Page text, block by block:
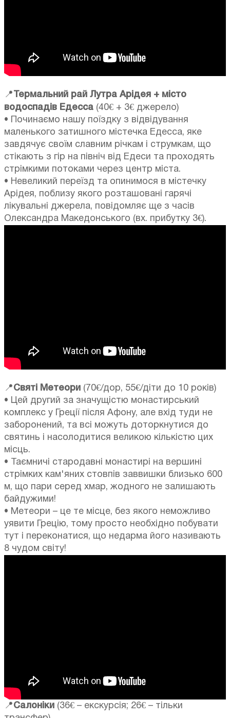
📍
Термальний рай Лутра Арідея + місто
водоспадів Едесса (40€ + 3€ джерело)
• Починаємо нашу поїздку з відвідування
маленького затишного містечка Едесса, яке
завдячує своїм славним річкам і струмкам, що
стікають з гір на північ від Едеси та проходять
стрімкими потоками через центр міста.
• Невеликий переїзд та опинимося в містечку
Арідея, поблизу якого розташовані гарячі
лікувальні джерела, повідомляє ще з часів
Олександра Македонського (вх. прибутку 3€).
📍Святі Метеори (70€/дор, 55€/діти до 10 років)
• Цей другий за значущістю монастирський
комплекс у Греції після Афону, але вхід туди не
заборонений, та всі можуть доторкнутися до
святинь і насолодитися великою кількістю цих
місць.
• Таємничі стародавні монастирі на вершині
стрімких кам'яних стовпів заввишки близько 600
м, що пари серед хмар, жодного не залишають
байдужими!
• Метеори – це те місце, без якого неможливо
уявити Грецію, тому просто необхідно побувати
тут і переконатися, що недарма його називають
8 чудом світу!
📍Салоніки (36€ – екскурсія; 26€ – тільки